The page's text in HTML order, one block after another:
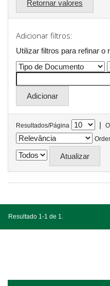
Retornar valores
Adicionar filtros:
Utilizar filtros para refinar o
Resultados/Página |
Resultado 1-1 de 1.